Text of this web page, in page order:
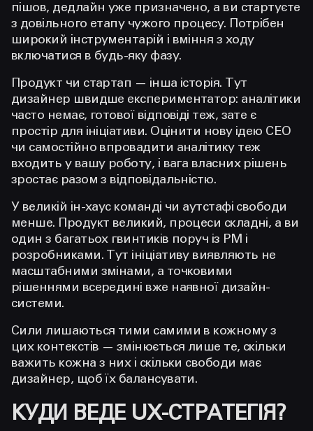
пішов, дедлайн уже призначено, а ви стартуєте
з довільного етапу чужого процесу. Потрібен
широкий інструментарій і вміння з ходу
включатися в будь-яку фазу.
Продукт чи стартап — інша історія. Тут
дизайнер швидше експериментатор: аналітики
часто немає, готової відповіді теж, зате є
простір для ініціативи. Оцінити нову ідею СЕО
чи самостійно впровадити аналітику теж
входить у вашу роботу, і вага власних рішень
зростає разом з відповідальністю.
У великій ін-хаус команді чи аутстафі свободи
менше. Продукт великий, процеси складні, а ви
один з багатьох гвинтиків поруч із PM і
розробниками. Тут ініціативу виявляють не
масштабними змінами, а точковими
рішеннями всередині вже наявної дизайн-
системи.
Сили лишаються тими самими в кожному з
цих контекстів — змінюється лише те, скільки
важить кожна з них і скільки свободи має
дизайнер, щоб їх балансувати.
КУДИ ВЕДЕ UX-СТРАТЕГІЯ?